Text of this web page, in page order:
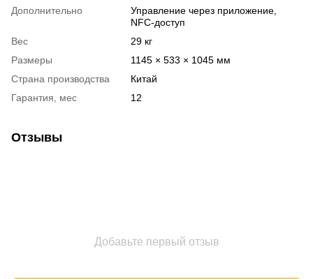
Дополнительно
Управление через приложение,
NFC-доступ
Вес
29 кг
Размеры
1145 × 533 × 1045 мм
Страна производства
Китай
Гарантия, мес
12
Отзывы
Добавьте первый отзыв